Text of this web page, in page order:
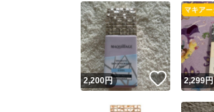
2,200円 いいね！
2,299円